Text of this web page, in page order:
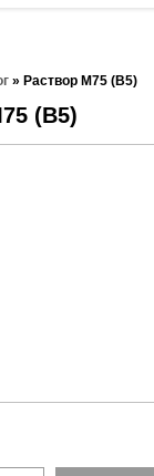
» Раствор М75 (В5)
(В5)